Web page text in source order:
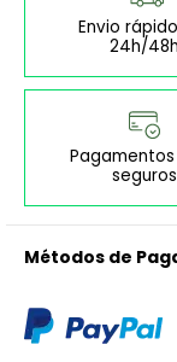
Envio
24h/48h
Pagamentos
seguros
Métodos de